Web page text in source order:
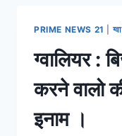
PRIME NEWS 21
ग्वालियर :
करने वालो
इनाम ।